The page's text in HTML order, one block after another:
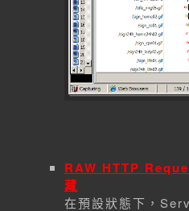
RAW HTTP
藏
在預設狀態下，